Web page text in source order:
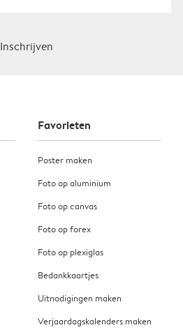
Inschrijven
Favorieten
Poster maken
Foto op aluminium
Foto op canvas
Foto op forex
Foto op plexiglas
Bedankkaartjes
Uitnodigingen maken
Verjaardagskalenders maken